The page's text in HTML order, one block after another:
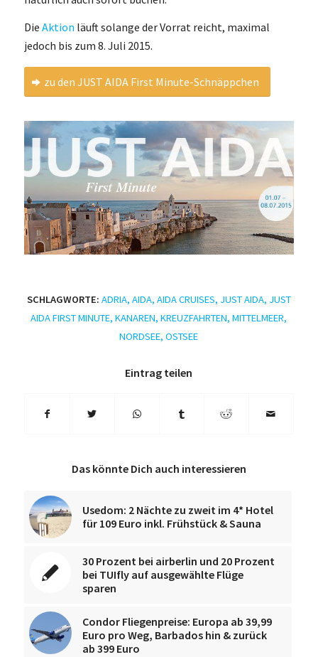
Die Aktion läuft solange der Vorrat reicht, maximal
jedoch bis zum 8. Juli 2015.
zu den JUST AIDA First Minute-Schnäppchen
SCHLAGWORTE: ADRIA, AIDA, AIDA CRUISES, JUST AIDA, JUST
AIDA FIRST MINUTE,KANAREN,KREUZFAHRTEN,MITTELMEER,
NORDSEE,OSTSEE
Eintrag teilen
Das könnte Dich auch interessieren
Usedom: 2 Nächte zu zweit im 4* Hotel
für 109 Euro inkl. Frühstück & Sauna
30 Prozent bei airberlin und 20 Prozent
bei TUIfly auf ausgewählte Flüge
sparen
Condor Fliegenpreise: Europa ab 39,99
Euro pro Weg, Barbados hin & zurück
ab 399 Euro